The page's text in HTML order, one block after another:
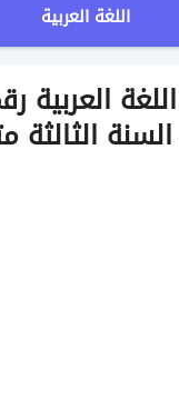
اللغة العربية
السنة